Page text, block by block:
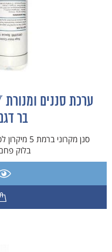
בר דגם
סנן
בלוק פחם 2 מיקרון